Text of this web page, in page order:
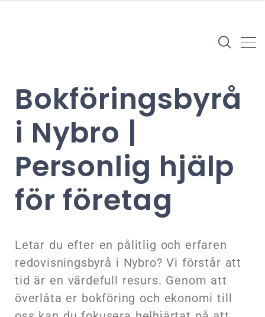
Bokföringsbyrå
i Nybro |
Personlig hjälp
för företag
Letar du efter en pålitlig och erfaren
redovisningsbyrå i Nybro? Vi förstår att
tid är en värdefull resurs. Genom att
överlåta er bokföring och ekonomi till